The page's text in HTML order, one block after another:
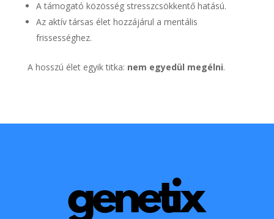
A támogató közösség stresszcsökkentő hatású.
Az aktív társas élet hozzájárul a mentális
frissességhez.
A hosszú élet egyik titka: nem egyedül megélni.